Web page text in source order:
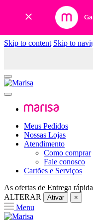
Skip to content Skip to
Meus Pedidos
Nossas Lojas
Atendimento
Como comprar
Fale conosco
Cartões e Serviços
As ofertas de Entrega rápida
ALTERAR
Ativar ×
Menu